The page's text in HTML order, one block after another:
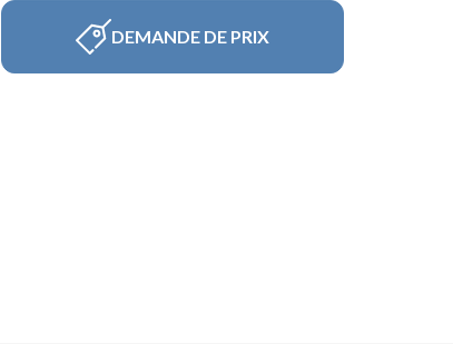
DEMANDE DE PRIX